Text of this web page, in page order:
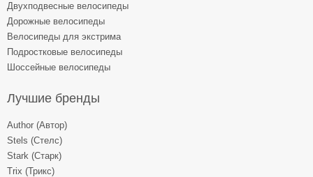
Двухподвесные велосипеды
Дорожные велосипеды
Велосипеды для экстрима
Подростковые велосипеды
Шоссейные велосипеды
Лучшие бренды
Author (Автор)
Stels (Стелс)
Stark (Старк)
Trix (Трикс)